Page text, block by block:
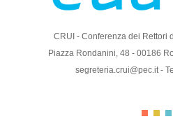
CRUI - Conferenza dei Rettori
Piazza Rondanini, 48 - 00186
segreteria.crui@pec.it -